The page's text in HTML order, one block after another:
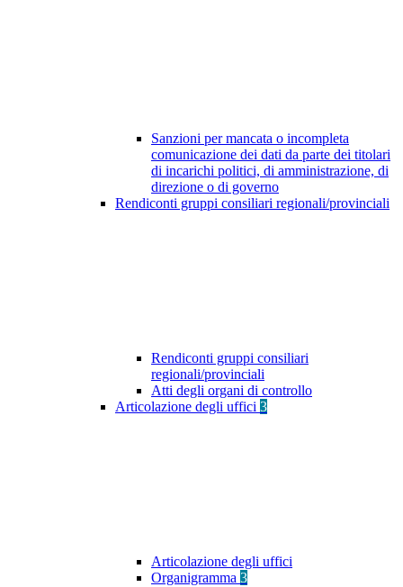
Sanzioni per mancata o incompleta
comunicazione dei dati da parte dei titolari
di incarichi politici, di amministrazione, di
direzione o di governo
Rendiconti gruppi consiliari regionali/provinciali
Rendiconti gruppi consiliari
regionali/provinciali
Atti degli organi di controllo
Articolazione degli uffici 3
Articolazione degli uffici
Organigramma 3